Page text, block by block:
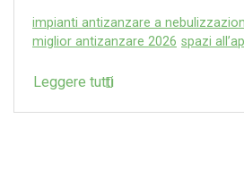
impianti antizanzare a
miglior antizanzare 2026 spazi
Leggere tutti